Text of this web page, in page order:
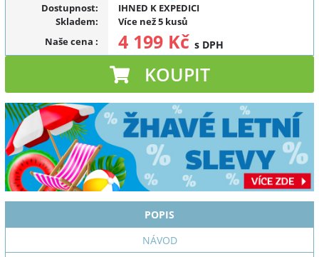
Dostupnost:
IHNED K EXPEDICI
Skladem:
Více než 5 kusů
Naše cena : 4 199 Kč s DPH
KOUPIT
POPIS
NÁVOD